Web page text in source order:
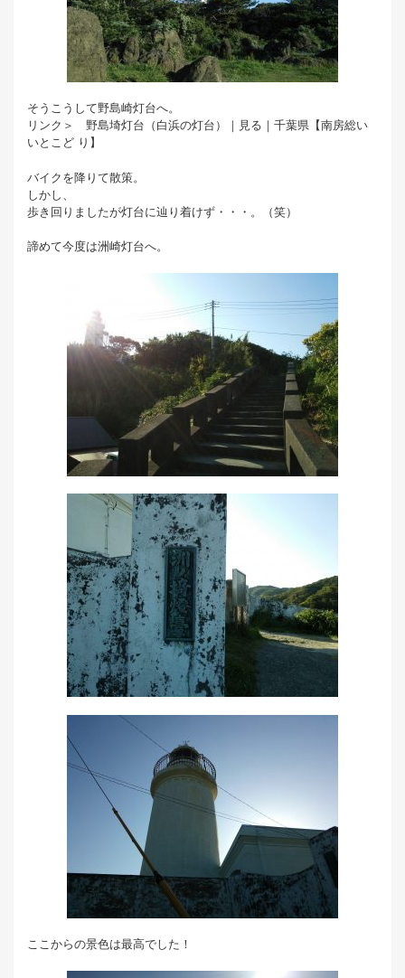
そうこうして野島崎灯台へ。
リンク＞ 野島埼灯台（白浜の灯台）｜見る｜千葉県【南房総い
いとこど り】
バイクを降りて散策。
しかし、
歩き回りましたが灯台に辿り着けず・・・。（笑）
諦めて今度は洲崎灯台へ。
ここからの景色は最高でした！